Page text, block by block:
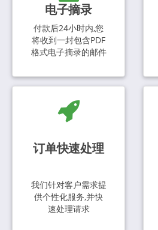
电子摘录
付款后24小时内,您
将收到一封包含PDF
格式电子摘录的邮件
订单快速处理
我们针对客户需求提
供个性化服务,并快
速处理请求